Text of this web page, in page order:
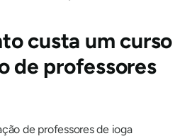
custa um curso
de professores
de professores de ioga